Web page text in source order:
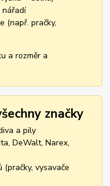
nářadí
(např. pračky,
a rozměr a
značky
a pily
DeWalt, Narex,
vysavače